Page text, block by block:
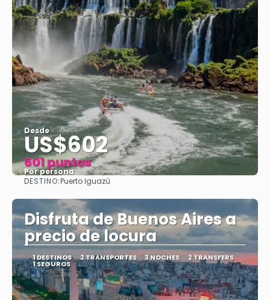
Desde
US$602
601 puntos
Por persona
DESTINO:Puerto Iguazú
Disfruta de Buenos Aires a
precio de locura
1 DESTINOS 2 TRANSPORTES 3 NOCHES 2 TRANSFERS
1 SEGUROS